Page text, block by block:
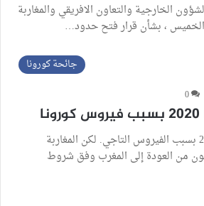
الخارجية والتعاون الافريقي والمغاربة
الخميس ، بشأن قرار فتح حدود…
جائحة كورونا
0
تم إلغاء عملية مرحبا 2020 بسبب الفيروس التاجي. لكن المغاربة
من العودة إلى المغرب وفق شروط